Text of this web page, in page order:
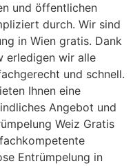
und öffentlichen
durch. Wir sind
in Wien gratis. Dank
erledigen wir alle
und schnell.
Ihnen eine
Angebot und
Weiz Gratis
Entrümpelung in